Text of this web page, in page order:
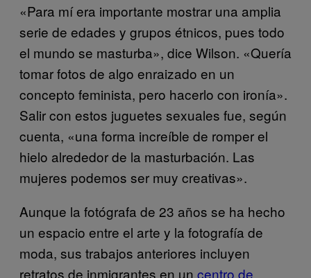
«Para mí era importante mostrar una amplia
serie de edades y grupos étnicos, pues todo
el mundo se masturba», dice Wilson. «Quería
tomar fotos de algo enraizado en un
concepto feminista, pero hacerlo con ironía».
Salir con estos juguetes sexuales fue, según
cuenta, «una forma increíble de romper el
hielo alrededor de la masturbación. Las
mujeres podemos ser muy creativas».
Aunque la fotógrafa de 23 años se ha hecho
un espacio entre el arte y la fotografía de
moda, sus trabajos anteriores incluyen
retratos de inmigrantes en un centro de